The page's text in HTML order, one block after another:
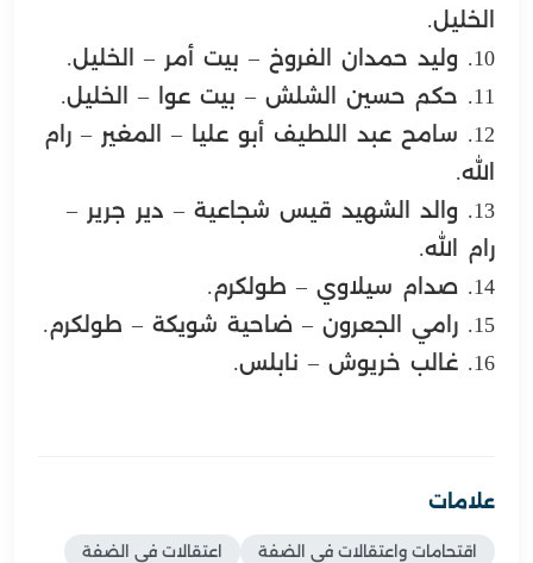
الخليل.
10. وليد حمدان الفروخ – بيت أمر – الخليل.
11. حكم حسين الشلش – بيت عوا – الخليل.
12. سامح عبد اللطيف أبو عليا – المغير – رام
الله.
13. والد الشهيد قيس شجاعية – دير جرير –
رام الله.
14. صدام سيلاوي – طولكرم.
15. رامي الجعرون – ضاحية شويكة – طولكرم.
16. غالب خريوش – نابلس.
علامات
اقتحامات واعتقالات في الضفة
اعتقالات في الضفة